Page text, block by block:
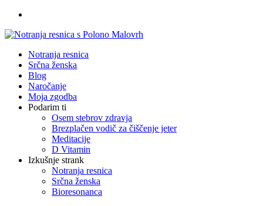
Notranja resnica
Srčna ženska
Blog
Naročanje
Moja zgodba
Podarim ti
Osem stebrov zdravja
Brezplačen vodič za čiščenje jeter
Meditacije
D Vitamin
Izkušnje strank
Notranja resnica
Srčna ženska
Bioresonanca